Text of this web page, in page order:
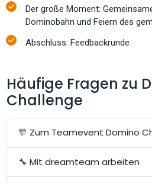
Der große Moment:
Dominobahn und Feiern des
Abschluss: Feedbackrunde
Häufige Fragen zu
Challenge
🎊 Zum Teamevent Domino
🔧 Mit dreamteam arbeiten